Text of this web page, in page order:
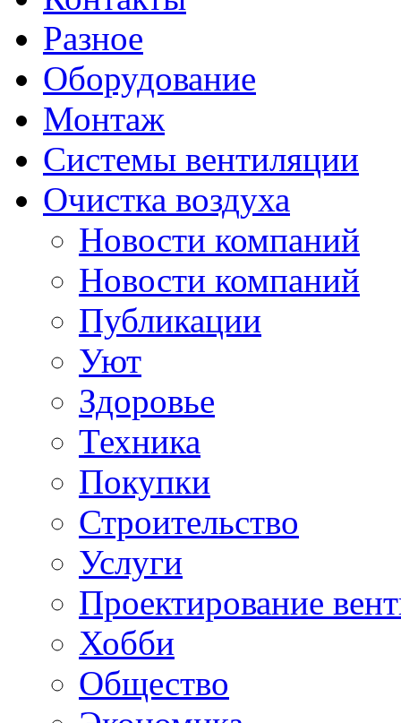
Разное
Оборудование
Монтаж
Системы вентиляции
Очистка воздуха
Новости компаний
Новости компаний
Публикации
Уют
Здоровье
Техника
Покупки
Строительство
Услуги
Проектирование
Хобби
Общество